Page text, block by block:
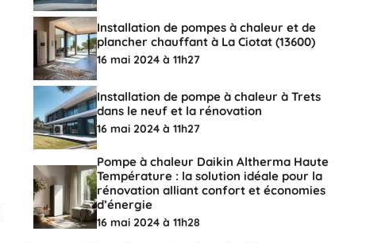
Installation de pompes à chaleur et de
plancher chauffant à La Ciotat (13600)
16 mai 2024 à 11h27
Installation de pompe à chaleur à Trets
dans le neuf et la rénovation
16 mai 2024 à 11h27
Pompe à chaleur Daikin Altherma Haute
Température : la solution idéale pour la
rénovation alliant confort et économies
d’énergie
16 mai 2024 à 11h28